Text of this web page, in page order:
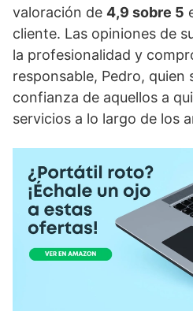
valoración de 4,9 sobre 5
cliente. Las opiniones de
la profesionalidad y
responsable, Pedro, quien
confianza de aquellos a
servicios a lo largo de los